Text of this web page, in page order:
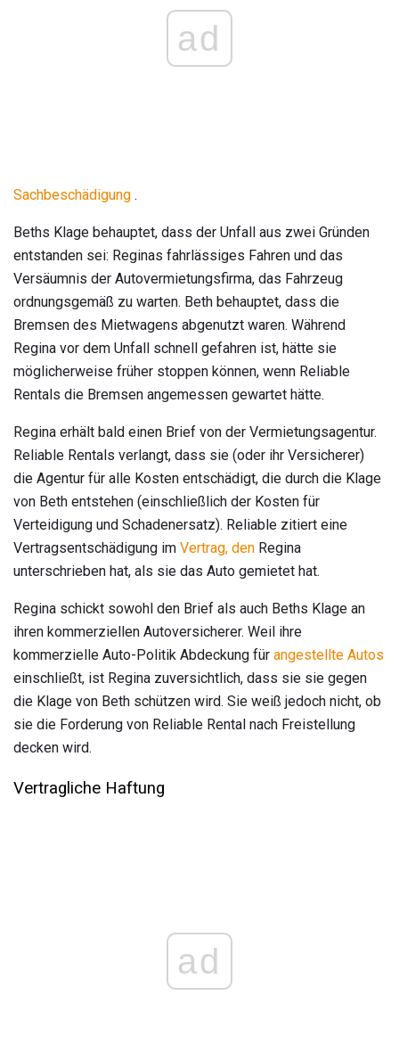
ad
Sachbeschädigung .
Beths Klage behauptet, dass der Unfall aus zwei Gründen
entstanden sei: Reginas fahrlässiges Fahren und das
Versäumnis der Autovermietungsfirma, das Fahrzeug
ordnungsgemäß zu warten. Beth behauptet, dass die
Bremsen des Mietwagens abgenutzt waren. Während
Regina vor dem Unfall schnell gefahren ist, hätte sie
möglicherweise früher stoppen können, wenn Reliable
Rentals die Bremsen angemessen gewartet hätte.
Regina erhält bald einen Brief von der Vermietungsagentur.
Reliable Rentals verlangt, dass sie (oder ihr Versicherer)
die Agentur für alle Kosten entschädigt, die durch die Klage
von Beth entstehen (einschließlich der Kosten für
Verteidigung und Schadenersatz). Reliable zitiert eine
Vertragsentschädigung im Vertrag, den Regina
unterschrieben hat, als sie das Auto gemietet hat.
Regina schickt sowohl den Brief als auch Beths Klage an
ihren kommerziellen Autoversicherer. Weil ihre
kommerzielle Auto-Politik Abdeckung für angestellte Autos
einschließt, ist Regina zuversichtlich, dass sie sie gegen
die Klage von Beth schützen wird. Sie weiß jedoch nicht, ob
sie die Forderung von Reliable Rental nach Freistellung
decken wird.
Vertragliche Haftung
ad